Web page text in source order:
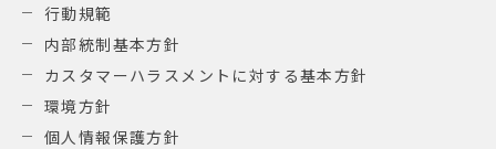
行動規範
内部統制基本方針
カスタマーハラスメントに対する基本方針
環境方針
個人情報保護方針